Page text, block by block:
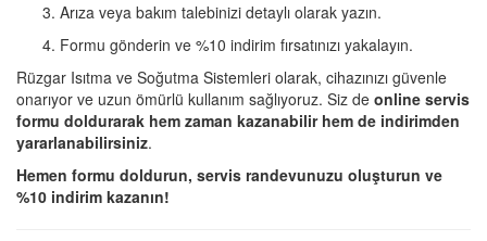
Arıza veya bakım talebinizi detaylı olarak yazın.
Formu gönderin ve %10 indirim fırsatınızı yakalayın.
Rüzgar Isıtma ve Soğutma Sistemleri olarak, cihazınızı güvenle
onarıyor ve uzun ömürlü kullanım sağlıyoruz. Siz de online servis
formu doldurarak hem zaman kazanabilir hem de indirimden
yararlanabilirsiniz.
Hemen formu doldurun, servis randevunuzu oluşturun ve
%10 indirim kazanın!